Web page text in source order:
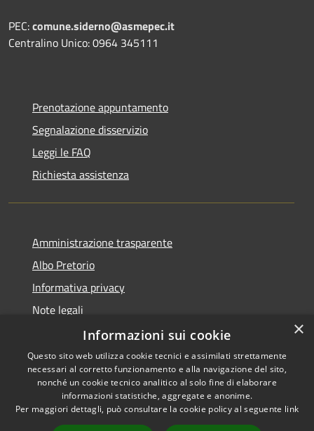
PEC:comune.siderno@asmepec.it
Centralino Unico: 0964 345111
Prenotazione appuntamento
Segnalazione disservizio
Leggi le FAQ
Richiesta assistenza
Amministrazione trasparente
Albo Pretorio
Informativa privacy
Note legali
Dichiarazione di accessibilità
RSS
Accessibilità
Copyright © 2026 • Comune di
×
Informazioni sui cookie
Questo sito web utilizza cookie tecnici e assimilati strettamente
necessari al corretto funzionamento e alla navigazione del sito,
nonché un cookie tecnico analitico al solo fine di elaborare
informazioni statistiche, aggregate e anonime.
Per maggiori dettagli, può consultare la cookie policy al seguente link